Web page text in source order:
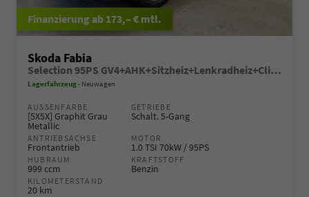
ab 173,– € mtl.
Skoda Fabia
Selection 95PS GV4+AHK+Sitzheiz+Lenkradheiz+Climatronic+Tempomat+PDC
Lagerfahrzeug Neuwagen
AUSSENFARBE
[5X5X] Graphit Grau
Metallic
GETRIEBE
Schalt. 5-Gang
ANTRIEBSACHSE
Frontantrieb
MOTOR
1.0 TSI 70kW / 95PS
HUBRAUM
999 ccm
KRAFTSTOFF
Benzin
KILOMETERSTAND
20 km